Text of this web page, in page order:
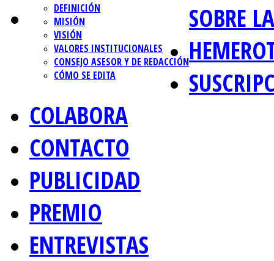
SOBRE
DEFINICIÓN
MISIÓN
VISIÓN
VALORES INSTITUCIONALES
CONSEJO ASESOR Y DE REDACCIÓN
CÓMO SE EDITA
COLABORA
CONTACTO
PUBLICIDAD
PREMIO
ENTREVISTAS